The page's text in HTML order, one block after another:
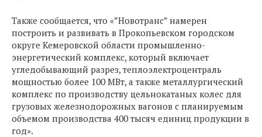
Также сообщается, что «”Новотранс” намерен
построить и развивать в Прокопьевском городском
округе Кемеровской области промышленно-
энергетический комплекс, который включает
угледобывающий разрез, теплоэлектроцентраль
мощностью более 100 МВт, а также металлургический
комплекс по производству цельнокатаных колес для
грузовых железнодорожных вагонов с планируемым
объемом производства 400 тысяч единиц продукции в
год».